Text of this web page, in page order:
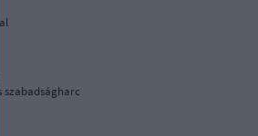
szabadságharc